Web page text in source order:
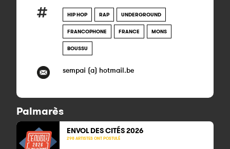
HIP HOP RAP UNDERGROUND
FRANCOPHONE FRANCE MONS
BOUSSU
sempai (a) hotmail.be
Palmarès
ENVOL DES CITÉS 2026
298 ARTISTES ONT POSTULÉ